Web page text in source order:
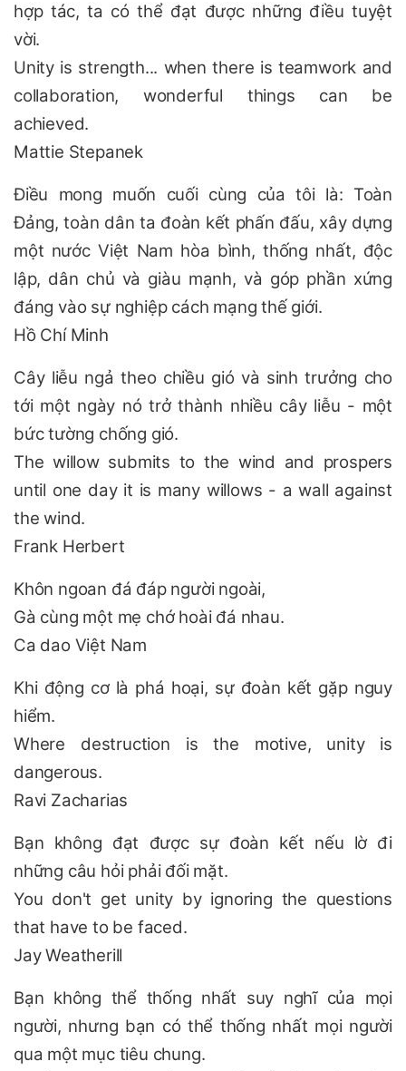
hợp tác, ta có thể đạt được những điều tuyệt
vời.
Unity is strength... when there is teamwork and
collaboration, wonderful things can be
achieved.
Mattie Stepanek
Điều mong muốn cuối cùng của tôi là: Toàn
Đảng, toàn dân ta đoàn kết phấn đấu, xây dựng
một nước Việt Nam hòa bình, thống nhất, độc
lập, dân chủ và giàu mạnh, và góp phần xứng
đáng vào sự nghiệp cách mạng thế giới.
Hồ Chí Minh
Cây liễu ngả theo chiều gió và sinh trưởng cho
tới một ngày nó trở thành nhiều cây liễu - một
bức tường chống gió.
The willow submits to the wind and prospers
until one day it is many willows - a wall against
the wind.
Frank Herbert
Khôn ngoan đá đáp người ngoài,
Gà cùng một mẹ chớ hoài đá nhau.
Ca dao Việt Nam
Khi động cơ là phá hoại, sự đoàn kết gặp nguy
hiểm.
Where destruction is the motive, unity is
dangerous.
Ravi Zacharias
Bạn không đạt được sự đoàn kết nếu lờ đi
những câu hỏi phải đối mặt.
You don't get unity by ignoring the questions
that have to be faced.
Jay Weatherill
Bạn không thể thống nhất suy nghĩ của mọi
người, nhưng bạn có thể thống nhất mọi người
qua một mục tiêu chung.